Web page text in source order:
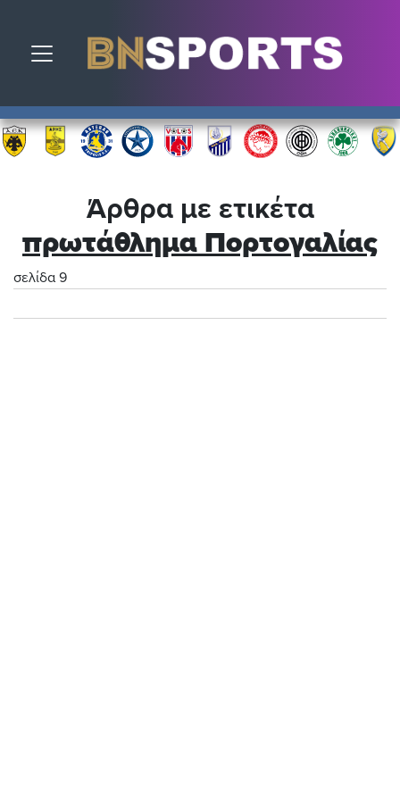
Toggle navigation
Άρθρα με ετικέτα
πρωτάθλημα Πορτογαλίας
σελίδα 9